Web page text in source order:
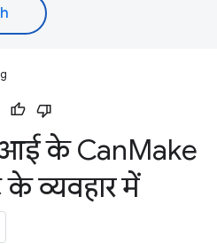
के CanMake
व्यवहार में